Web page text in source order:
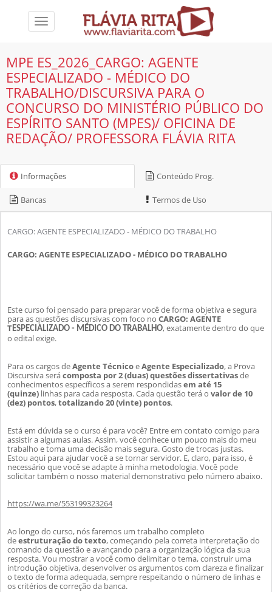
Toggle
MPE ES_2026_CARGO: AGENTE
ESPECIALIZADO - MÉDICO DO
TRABALHO/DISCURSIVA PARA O
CONCURSO DO MINISTÉRIO PÚBLICO DO
ESPÍRITO SANTO (MPES)/ OFICINA DE
REDAÇÃO/ PROFESSORA FLÁVIA RITA
Informações Conteúdo Prog.
Bancas Termos de Uso
CARGO: AGENTE ESPECIALIZADO - MÉDICO DO TRABALHO
CARGO: AGENTE ESPECIALIZADO - MÉDICO DO TRABALHO
Este curso foi pensado para preparar você de forma objetiva e segura
para as questões discursivas com foco no CARGO: AGENTE
TESPECIALIZADO - MÉDICO DO TRABALHO, exatamente dentro do que
o edital exige.
Para os cargos deAgente TécnicoeAgente Especializado, a Prova
Discursiva serácomposta por 2 (duas) questões dissertativasde
conhecimentos específicos a serem respondidasem até 15
(quinze) linhas para cada resposta. Cada questão terá o valor de 10
(dez) pontos,totalizando 20 (vinte) pontos.
Está em dúvida se o curso é para você? Entre em contato comigo para
assistir a algumas aulas. Assim, você conhece um pouco mais do meu
trabalho etoma uma decisão mais segura. Gosto de trocas justas.
Estou aqui para ajudar você a se tornar servidor. E, claro, para isso, é
necessário que você se adapte à minha metodologia. Você pode
solicitar também o nosso material demonstrativo pelo número abaixo.
https://wa.me/553199323264
Ao longo do curso, nós faremos um trabalho completo
deestruturação do texto, começando pela correta interpretação do
comando da questão e avançando para a organização lógica da sua
resposta. Vou mostrar a você como delimitar o tema, construir uma
introdução objetiva, desenvolver os argumentos com clareza e finalizar
o texto de forma adequada, sempre respeitando o número de linhas e
os critérios de correção da banca.